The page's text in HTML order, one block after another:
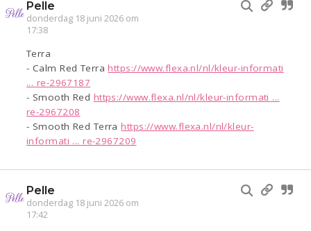
Pelle
donderdag 18 juni 2026 om
17:38
Terra
- Calm Red Terrahttps://www.flexa.nl/nl/kleur-informati
... re-2967187
- Smooth Red https://www.flexa.nl/nl/kleur-informati ...
re-2967208
- Smooth Red Terrahttps://www.flexa.nl/nl/kleur-
informati ... re-2967209
Pelle
donderdag 18 juni 2026 om
17:42